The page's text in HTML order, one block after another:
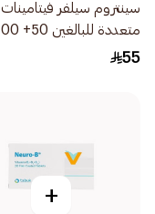
سينتروم سيلفر فيتامينات
متعددة للبالغين 50+ 100قرص
55
+